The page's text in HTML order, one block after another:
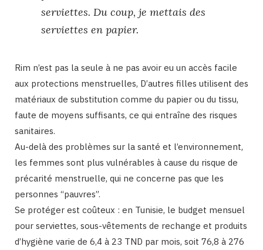
serviettes. Du coup, je mettais des
serviettes en papier.
Rim n’est pas la seule à ne pas avoir eu un accès facile
aux protections menstruelles, D’autres filles utilisent des
matériaux de substitution comme du papier ou du tissu,
faute de moyens suffisants, ce qui entraîne des risques
sanitaires.
Au-delà des problèmes sur la santé et l’environnement,
les femmes sont plus vulnérables à cause du risque de
précarité menstruelle, qui ne concerne pas que les
personnes “pauvres”.
Se protéger est coûteux : en Tunisie, le budget mensuel
pour serviettes, sous-vêtements de rechange et produits
d’hygiène varie de 6,4 à 23 TND par mois, soit 76,8 à 276